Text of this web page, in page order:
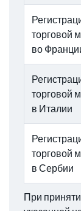
торговой
во
торговой
в Италии
торговой
в Сербии
При